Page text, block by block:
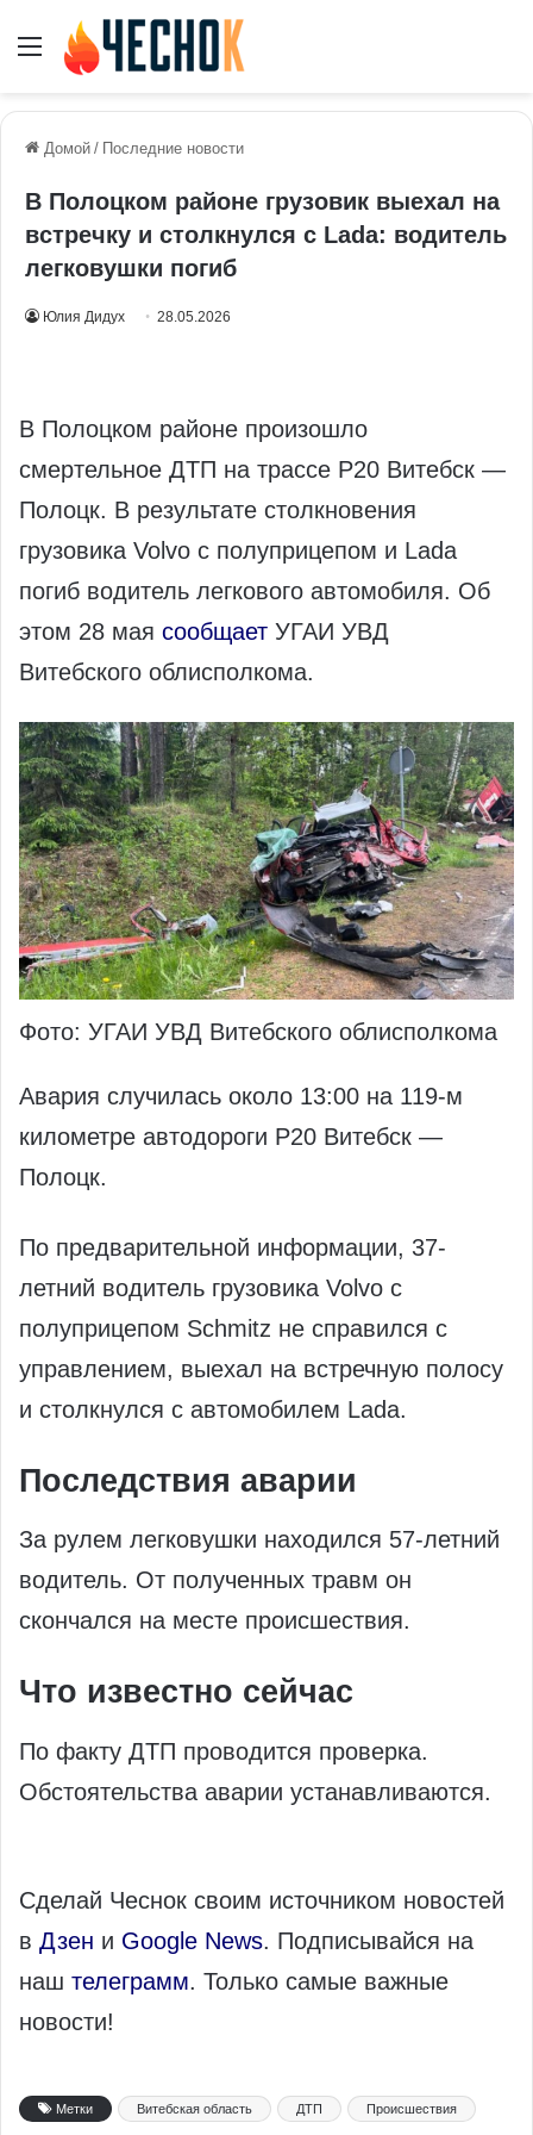
Меню
Домой / Последние новости
В Полоцком районе грузовик выехал на
встречку и столкнулся с Lada: водитель
легковушки погиб
Юлия Дидух 28.05.2026
В Полоцком районе произошло
смертельное ДТП на трассе Р20 Витебск —
Полоцк. В результате столкновения
грузовика Volvo с полуприцепом и Lada
погиб водитель легкового автомобиля. Об
этом 28 мая сообщает УГАИ УВД
Витебского облисполкома.
Фото: УГАИ УВД Витебского облисполкома
Авария случилась около 13:00 на 119-м
километре автодороги Р20 Витебск —
Полоцк.
По предварительной информации, 37-
летний водитель грузовика Volvo с
полуприцепом Schmitz не справился с
управлением, выехал на встречную полосу
и столкнулся с автомобилем Lada.
Последствия аварии
За рулем легковушки находился 57-летний
водитель. От полученных травм он
скончался на месте происшествия.
Что известно сейчас
По факту ДТП проводится проверка.
Обстоятельства аварии устанавливаются.
Сделай Чеснок своим источником новостей
в Дзен и Google News. Подписывайся на
наш телеграмм. Только самые важные
новости!
Метки Витебская область ДТП Происшествия